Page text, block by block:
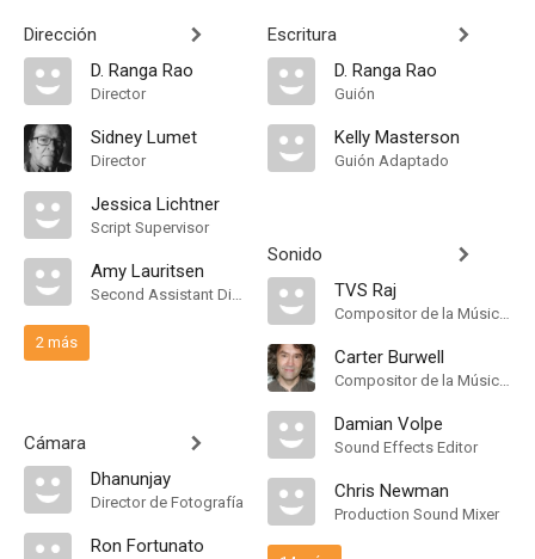
Dirección
D. Ranga Rao
Director
Sidney Lumet
Director
Jessica Lichtner
Script Supervisor
Amy Lauritsen
Second Assistant Director
2 más
Cámara
Dhanunjay
Director de Fotografía
Ron Fortunato
Escritura
D. Ranga Rao
Guión
Kelly Masterson
Guión Adaptado
Sonido
TVS Raj
Compositor de la Música Original
Carter Burwell
Compositor de la Música Original, Orquestador, Conductor
Damian Volpe
Sound Effects Editor
Chris Newman
Production Sound Mixer